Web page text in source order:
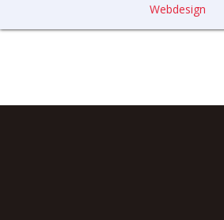
Webdesign